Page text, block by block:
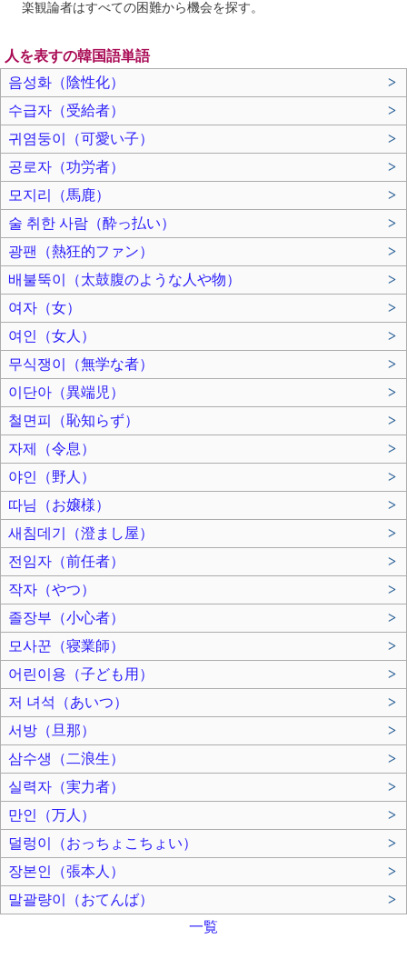
楽観論者はすべての困難から機会を探す。
人を表すの韓国語単語
음성화（陰性化）
>
수급자（受給者）
>
귀염둥이（可愛い子）
>
공로자（功労者）
>
모지리（馬鹿）
>
술 취한 사람（酔っ払い）
>
광팬（熱狂的ファン）
>
배불뚝이（太鼓腹のような人や物）
>
여자（女）
>
여인（女人）
>
무식쟁이（無学な者）
>
이단아（異端児）
>
철면피（恥知らず）
>
자제（令息）
>
야인（野人）
>
따님（お嬢様）
>
새침데기（澄まし屋）
>
전임자（前任者）
>
작자（やつ）
>
졸장부（小心者）
>
모사꾼（寝業師）
>
어린이용（子ども用）
>
저 녀석（あいつ）
>
서방（旦那）
>
삼수생（二浪生）
>
실력자（実力者）
>
만인（万人）
>
덜렁이（おっちょこちょい）
>
장본인（張本人）
>
말괄량이（おてんば）
>
一覧